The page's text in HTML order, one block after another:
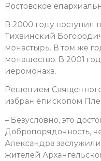
Ростовское
В 2000 году поступил
Тихвинский
монастырь. В том же
монашество. В 2001
иеромонаха.
Решением
избран епископом
– Безусловно, это
Добропорядочность,
Александра
жителей